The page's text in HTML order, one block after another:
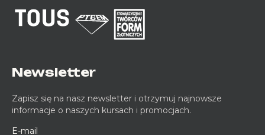
Newsletter
Zapisz się na nasz newsletter i otrzymuj najnowsze
informacje o naszych kursach i promocjach.
E-mail